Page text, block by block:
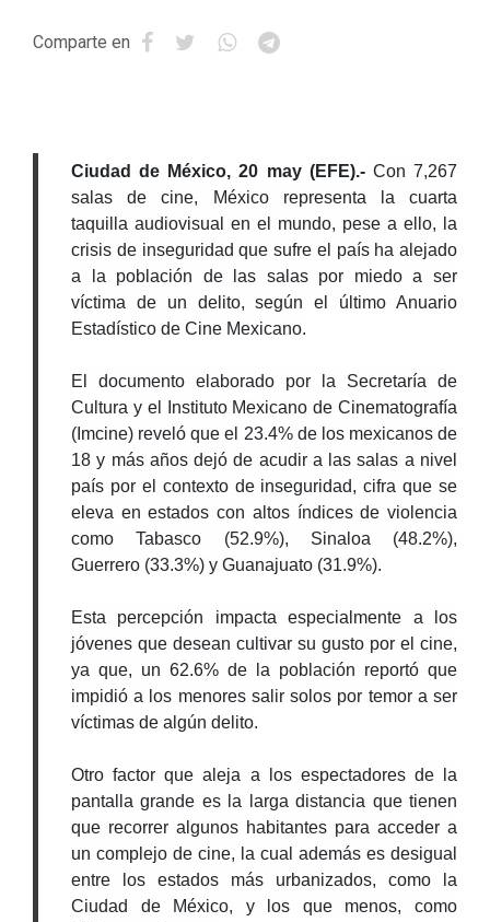
Comparte en
Ciudad de México, 20 may (EFE).-Con 7,267
salas de cine, México representa la cuarta
taquilla audiovisual en el mundo, pese a ello, la
crisis de inseguridad que sufre el país ha alejado
a la población de las salas por miedo a ser
víctima de un delito, según el último Anuario
Estadístico de Cine Mexicano.
El documento elaborado por la Secretaría de
Cultura y el Instituto Mexicano de Cinematografía
(Imcine) reveló que el 23.4% de los mexicanos de
18 y más años dejó de acudir a las salas a nivel
país por el contexto de inseguridad, cifra que se
eleva en estados con altos índices de violencia
como Tabasco (52.9%), Sinaloa (48.2%),
Guerrero (33.3%) y Guanajuato (31.9%).
Esta percepción impacta especialmente a los
jóvenes que desean cultivar su gusto por el cine,
ya que, un 62.6% de la población reportó que
impidió a los menores salir solos por temor a ser
víctimas de algún delito.
Otro factor que aleja a los espectadores de la
pantalla grande es la larga distancia que tienen
que recorrer algunos habitantes para acceder a
un complejo de cine, la cual además es desigual
entre los estados más urbanizados, como la
Ciudad de México, y los que menos, como